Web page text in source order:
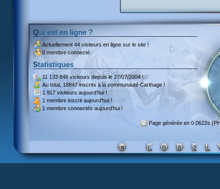
Qui est en ligne ?
Actuellement 44 visiteurs en ligne sur le site !
0 membre connecté.
Statistiques
11 133 846 visiteursdepuis le 27/07/2004 !
Au total, 18847 inscritsà la communauté Carthage !
1 917 visiteurs aujourd'hui !
1 membre inscrit aujourd'hui !
1 membre connectés aujourd'hui !
Page générée en 0.0622s